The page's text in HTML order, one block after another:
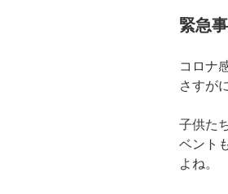
緊急
コロナ
さすが
子供た
ベント
よね。